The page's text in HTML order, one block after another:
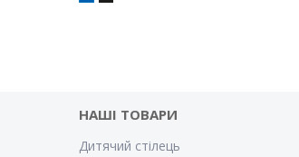
НАШІ ТОВАРИ
Дитячий стілець